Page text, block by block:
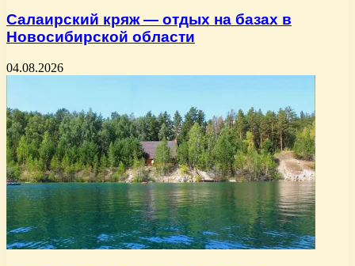
Салаирский кряж — отдых на базах в
Новосибирской области
04.08.2026